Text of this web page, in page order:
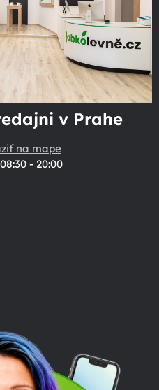
v Prahe
na mape
- 20:00